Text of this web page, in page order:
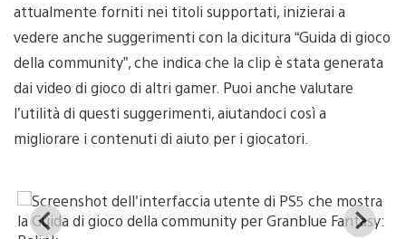
attualmente forniti nei titoli supportati, inizierai a
vedere anche suggerimenti con la dicitura “Guida di gioco
della community”, che indica che la clip è stata generata
dai video di gioco di altri gamer. Puoi anche valutare
l’utilità di questi suggerimenti, aiutandoci così a
migliorare i contenuti di aiuto per i giocatori.
View
and
download